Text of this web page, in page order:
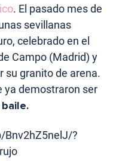
. El pasado mes de
sevillanas
celebrado en el
Campo (Madrid) y
su granito de arena.
ya demostraron ser
?